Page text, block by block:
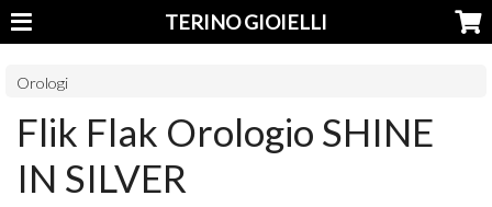
TERINO GIOIELLI
Orologi
Flik Flak Orologio SHINE
IN SILVER